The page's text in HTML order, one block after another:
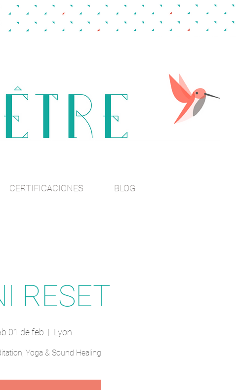
CERTIFICACIONES BLOG
RESET
01 de feb
  |
Lyon
Yoga & Sound Healing